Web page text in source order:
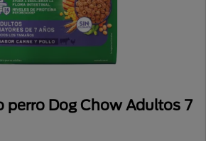
perro Dog Chow Adultos 7